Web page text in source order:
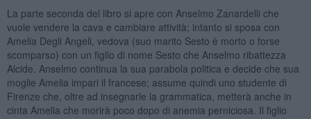
La parte seconda del libro si apre con Anselmo Zanardelli che
vuole vendere la cava e cambiare attività; intanto si sposa con
Amelia Degli Angeli, vedova (suo marito Sesto è morto o forse
scomparso) con un figlio di nome Sesto che Anselmo ribattezza
Alcide. Anselmo continua la sua parabola politica e decide che sua
moglie Amelia impari il francese; assume quindi uno studente di
Firenze che, oltre ad insegnarle la grammatica, metterà anche in
cinta Amelia che morirà poco dopo di anemia perniciosa. Il figlio